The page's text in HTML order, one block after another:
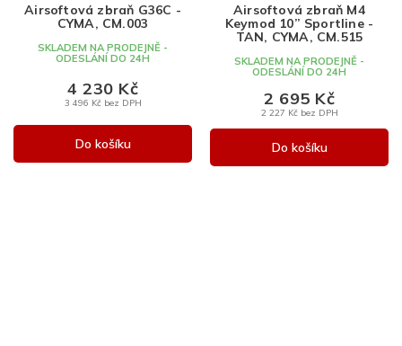
Airsoftová zbraň G36C -
CYMA, CM.003
SKLADEM NA PRODEJNĚ -
ODESLÁNÍ DO 24H
3 496 Kč bez DPH
4 230 Kč
Do košíku
Airsoftová zbraň M4
Keymod 10” Sportline -
TAN, CYMA, CM.515
SKLADEM NA PRODEJNĚ -
ODESLÁNÍ DO 24H
2 227 Kč bez DPH
2 695 Kč
Do košíku